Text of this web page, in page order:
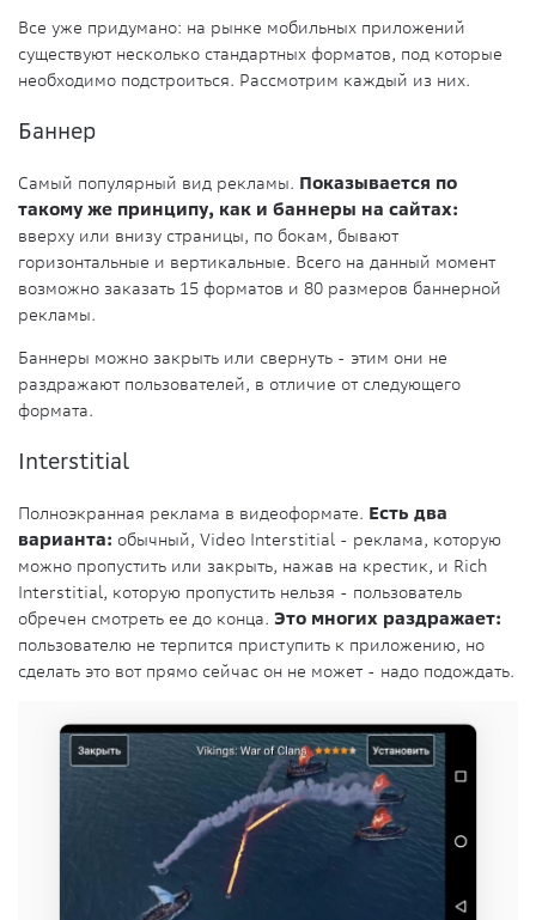
Все уже придумано: на рынке мобильных приложений
существуют несколько стандартных форматов, под которые
необходимо подстроиться. Рассмотрим каждый из них.
Баннер
Самый популярный вид рекламы. Показывается по
такому же принципу, как и баннеры на сайтах:
вверху или внизу страницы, по бокам, бывают
горизонтальные и вертикальные. Всего на данный момент
возможно заказать 15 форматов и 80 размеров баннерной
рекламы.
Баннеры можно закрыть или свернуть - этим они не
раздражают пользователей, в отличие от следующего
формата.
Interstitial
Полноэкранная реклама в видеоформате. Есть два
варианта: обычный, Video Interstitial - реклама, которую
можно пропустить или закрыть, нажав на крестик, и Rich
Interstitial, которую пропустить нельзя - пользователь
обречен смотреть ее до конца. Это многих раздражает:
пользователю не терпится приступить к приложению, но
сделать это вот прямо сейчас он не может - надо подождать.